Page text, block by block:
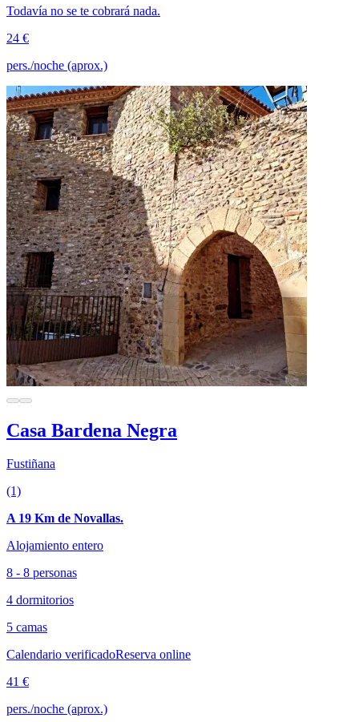
Todavía no se te cobrará nada.
24 €
pers./noche (aprox.)
Casa Bardena Negra
Fustiñana
(1)
A 19 Km de Novallas.
Alojamiento entero
8 - 8 personas
4 dormitorios
5 camas
Calendario verificadoReserva online
41 €
pers./noche (aprox.)